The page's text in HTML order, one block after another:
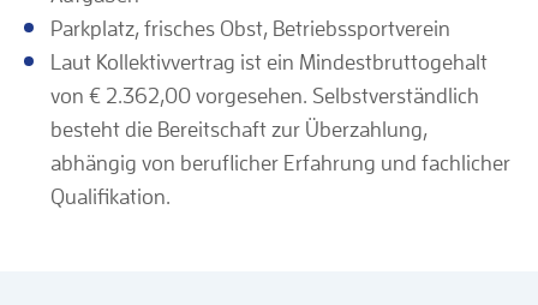
Parkplatz, frisches Obst, Betriebssportverein
Laut Kollektivvertrag ist ein Mindestbruttogehalt
von € 2.362,00 vorgesehen. Selbstverständlich
besteht die Bereitschaft zur Überzahlung,
abhängig von beruflicher Erfahrung und fachlicher
Qualifikation.